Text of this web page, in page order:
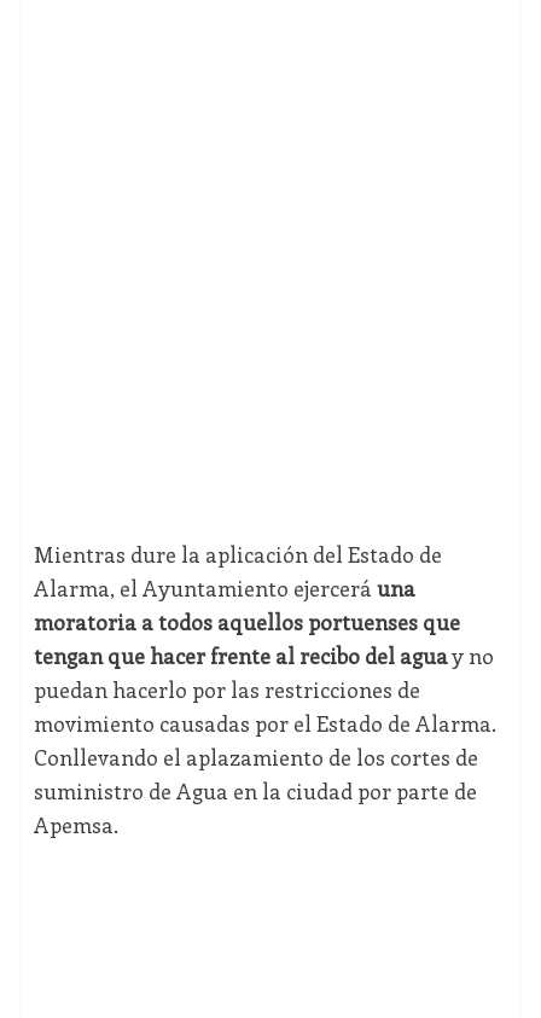
Mientras dure la aplicación del Estado de
Alarma, el Ayuntamiento ejercerá una
moratoria a todos aquellos portuenses que
tengan que hacer frente al recibo del aguay no
puedan hacerlo por las restricciones de
movimiento causadas por el Estado de Alarma.
Conllevando el aplazamiento de los cortes de
suministro de Agua en la ciudad por parte de
Apemsa.